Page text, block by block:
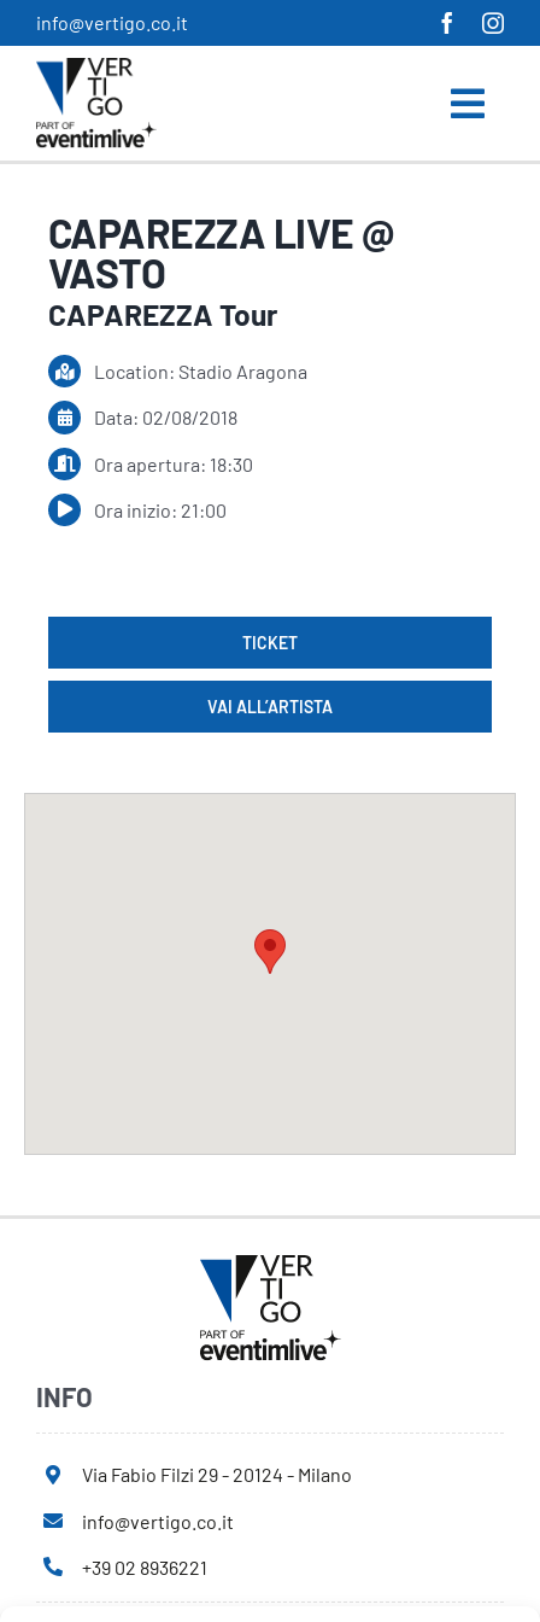
Salta
al
contenuto
info@vertigo.co.it
CAPAREZZA LIVE @
VASTO
CAPAREZZA Tour
Location: Stadio Aragona
Data: 02/08/2018
Ora apertura: 18:30
Ora inizio: 21:00
TICKET
VAI ALL’ARTISTA
INFO
Via Fabio Filzi 29 - 20124 - Milano
info@vertigo.co.it
+39 02 8936221